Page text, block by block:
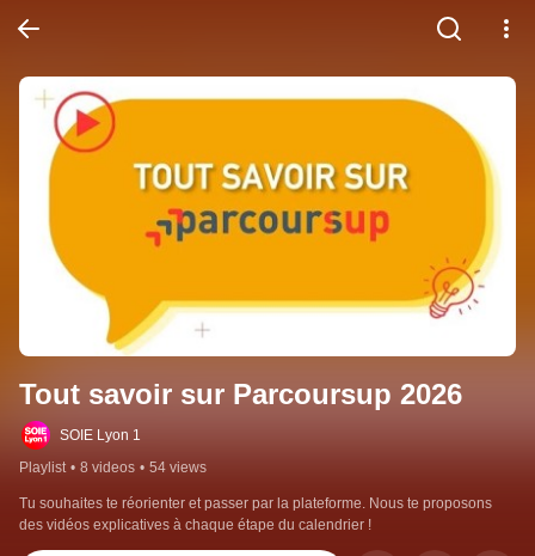
Tout savoir sur Parcoursup 2026
SOIE Lyon 1
Playlist • 8 videos • 54 views
Tu souhaites te réorienter et passer par la plateforme. Nous te proposons
des vidéos explicatives à chaque étape du calendrier !